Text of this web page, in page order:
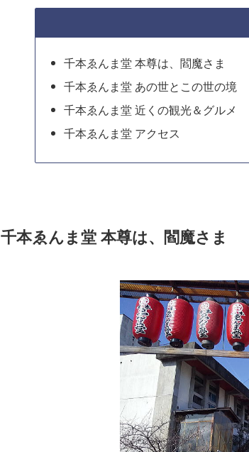
千本ゑんま堂 本尊は、閻魔さま
千本ゑんま堂 あの世とこの世の境
千本ゑんま堂 近くの観光＆グルメ
千本ゑんま堂 アクセス
千本ゑんま堂 本尊は、閻魔さま